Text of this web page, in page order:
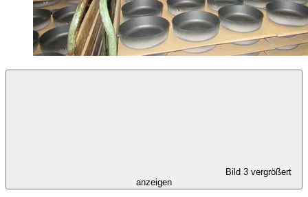
Bild 3 vergrößert
anzeigen